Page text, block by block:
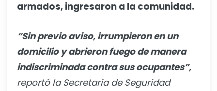
armados, ingresaron a la comunidad.
“Sin previo aviso, irrumpieron en un
domicilio y abrieron fuego de manera
indiscriminada contra sus ocupantes”,
reportó la Secretaría de Seguridad